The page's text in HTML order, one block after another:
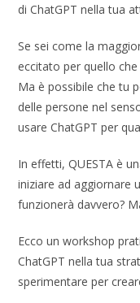
di ChatGPT nella tua
Se sei come la
eccitato per quello
Ma è possibile che tu
delle persone nel
usare ChatGPT per
In effetti, QUESTA è
iniziare ad aggiornare
funzionerà davvero?
Ecco un workshop
ChatGPT nella tua
sperimentare per